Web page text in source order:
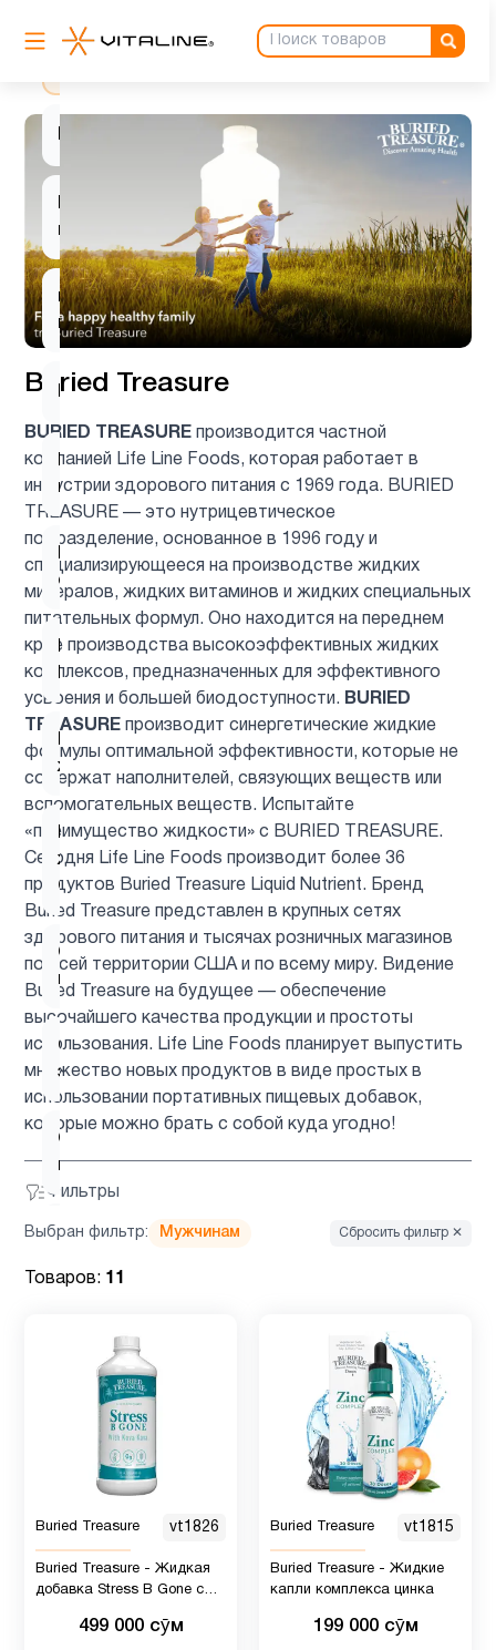
Buried Treasure
BURIED TREASURE производится частной
компанией Life Line Foods, которая работает в
индустрии здорового питания с 1969 года. BURIED
TREASURE — это нутрицевтическое
подразделение, основанное в 1996 году и
специализирующееся на производстве жидких
минералов, жидких витаминов и жидких специальных
питательных формул. Оно находится на переднем
крае производства высокоэффективных жидких
комплексов, предназначенных для эффективного
усвоения и большей биодоступности. BURIED
TREASURE производит синергетические жидкие
формулы оптимальной эффективности, которые не
содержат наполнителей, связующих веществ или
вспомогательных веществ. Испытайте
«преимущество жидкости» с BURIED TREASURE.
Сегодня Life Line Foods производит более 36
продуктов Buried Treasure Liquid Nutrient. Бренд
Buried Treasure представлен в крупных сетях
здорового питания и тысячах розничных магазинов
по всей территории США и по всему миру. Видение
Buried Treasure на будущее — обеспечение
высочайшего качества продукции и простоты
использования. Life Line Foods планирует выпустить
множество новых продуктов в виде простых в
использовании портативных пищевых добавок,
которые можно брать с собой куда угодно!
Фильтры
ногти и
волосы
3
Пожилым 7
Препараты с
глюкозамином
с магнием
2
Продукты
Питание
жир
1
Рыбий
жир
Омега-3
1
Система
пищеварение
1
Список
эндокринологов
Спорт
питание
Уход за
рта
Фосфатидилхолин
Фосфолипиды
Хлорофилл
Цинк 1
Выбран фильтр: Мужчинам Сбросить фильтр ✕
Товаров: 11
Buried Treasure vt1826
Buried Treasure - Жидкая
добавка Stress B Gone с
травяной смесью, 16
499 000 сӯм
Buried Treasure vt1815
Buried Treasure - Жидкие
капли комплекса цинка
199 000 сӯм